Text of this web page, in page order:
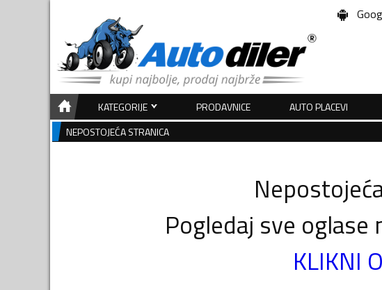
KATEGORIJE PRODAVNICE AUTO PLACEVI
NEPOSTOJEĆA STRANICA
Pogledaj sve
KLIKNI